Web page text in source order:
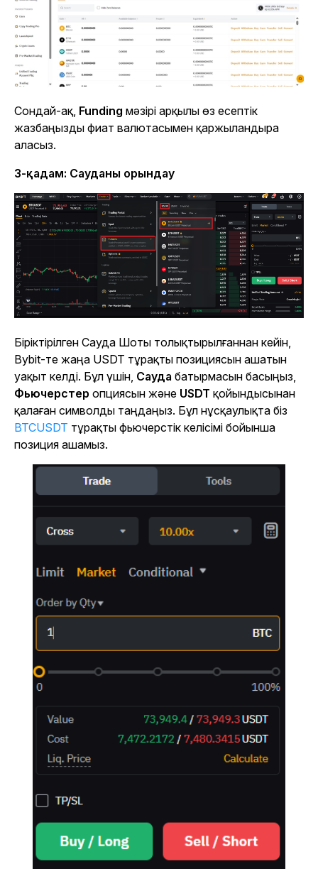
Сондай-ақ, Funding мәзірі арқылы өз есептік
жазбаңызды фиат валютасымен қаржыландыра
аласыз.
3-қадам: Сауданы орындау
Біріктірілген Сауда Шоты толықтырылғаннан кейін,
Bybit-те жаңа USDT тұрақты позициясын ашатын
уақыт келді. Бұл үшін, Сауда батырмасын басыңыз,
Фьючерстер опциясын және USDT қойындысынан
қалаған символды таңдаңыз. Бұл нұсқаулықта біз
BTCUSDT тұрақты фьючерстік келісімі бойынша
позиция ашамыз.